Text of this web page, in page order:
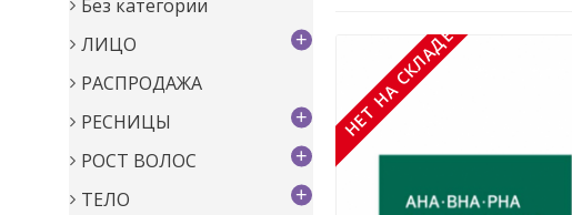
Без категории
ЛИЦО
+
РАСПРОДАЖА
РЕСНИЦЫ
+
РОСТ ВОЛОС +
ТЕЛО +
НЕТ НА СКЛАДЕ